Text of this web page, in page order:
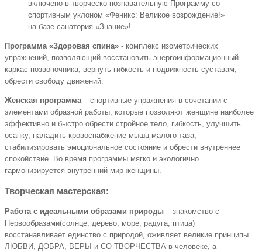
включено в творческо-познавательную Программу со
спортивным уклоном «Феникс: Великое возрождение!»
на базе санатория «Знание»!
Программа «Здоровая спина» - комплекс изометрических
упражнений, позволяющий восстановить энергоинформационный
каркас позвоночника, вернуть гибкость и подвижность суставам,
обрести свободу движений.
Женская программа – спортивные упражнения в сочетании с
элементами образной работы, которые позволяют женщине наиболее
эффективно и быстро обрести стройное тело, гибкость, улучшить
осанку, наладить кровоснабжение мышц малого таза,
стабилизировать эмоциональное состояние и обрести внутреннее
спокойствие. Во время программы мягко и экологично
гармонизируется внутренний мир женщины.
Творческая мастерская:
Работа с идеальными образами природы – знакомство с
Первообразами(солнце, дерево, море, радуга, птица)
восстанавливает единство с природой, оживляет великие принципы
ЛЮБВИ, ДОБРА, ВЕРЫ и СО-ТВОРЧЕСТВА в человеке, а